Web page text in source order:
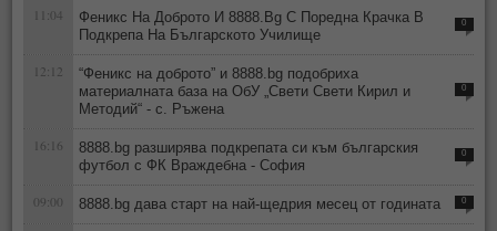
11:04
Феникс На Доброто И 8888.Bg С Поредна Крачка В
Подкрепа На Българското Училище
0
12:12
“Феникс на доброто” и 8888.bg подобриха
материалната база на ОбУ „Свети Свети Кирил и
Методий“ - с. Ръжена
0
16:16
8888.bg разширява подкрепата си към българския
футбол с ФК Враждебна - София
0
09:00 8888.bg дава старт на най-щедрия месец от годината 0